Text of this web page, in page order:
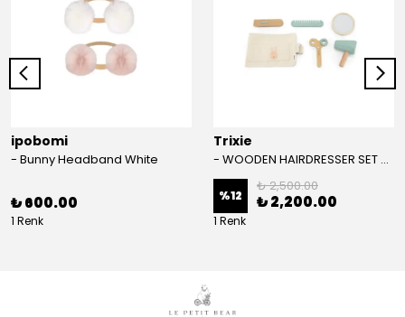
ipobomi
- Bunny Headband White
₺ 600.00
1 Renk
Trixie
- WOODEN HAIRDRESSER SET - AHŞAP KUAFÖR SETİ
%12
₺ 2,500.00
₺ 2,200.00
1 Renk